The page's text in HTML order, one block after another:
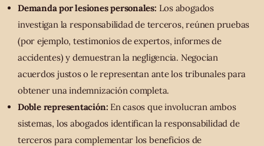
Demanda por lesiones personales: Los abogados
investigan la responsabilidad de terceros, reúnen pruebas
(por ejemplo, testimonios de expertos, informes de
accidentes) y demuestran la negligencia. Negocian
acuerdos justos o le representan ante los tribunales para
obtener una indemnización completa.
Doble representación: En casos que involucran ambos
sistemas, los abogados identifican la responsabilidad de
terceros para complementar los beneficios de